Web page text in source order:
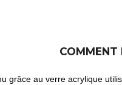
COMMENT
grâce au verre acrylique